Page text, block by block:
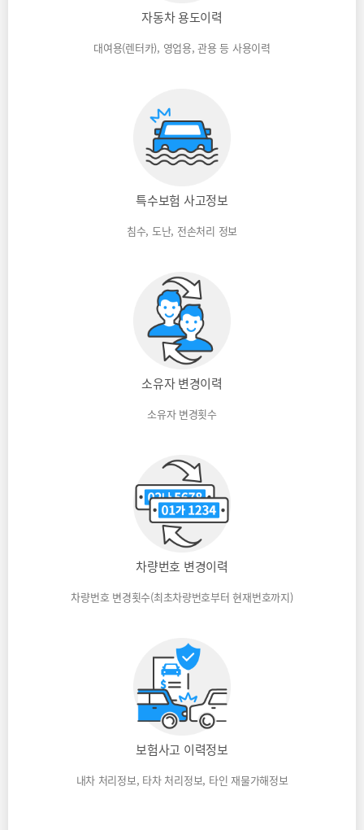
자동차 용도이력
대여용(렌터카), 영업용, 관용 등 사용이력
특수보험 사고정보
침수, 도난, 전손처리 정보
소유자 변경이력
소유자 변경횟수
차량번호 변경이력
차량번호 변경횟수(최초차량번호부터 현재번호까지)
보험사고 이력정보
내차 처리정보, 타차 처리정보, 타인 재물가해정보